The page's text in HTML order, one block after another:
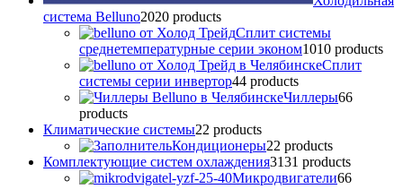
система Belluno2020 products
Сплит системы
среднетемпературные серии эконом1010 products
Сплит
системы серии инвертор44 products
Чиллеры66
products
Климатические системы22 products
Кондиционеры22 products
Комплектующие систем охлаждения3131 products
Микродвигатели66